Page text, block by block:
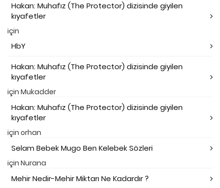
Hakan: Muhafız (The Protector) dizisinde giyilen
kıyafetler
için
HbY
Hakan: Muhafız (The Protector) dizisinde giyilen
kıyafetler
için Mukadder
Hakan: Muhafız (The Protector) dizisinde giyilen
kıyafetler
için orhan
Selam Bebek Mugo Ben Kelebek Sözleri
için Nurana
Mehir Nedir-Mehir Miktarı Ne Kadardır ?